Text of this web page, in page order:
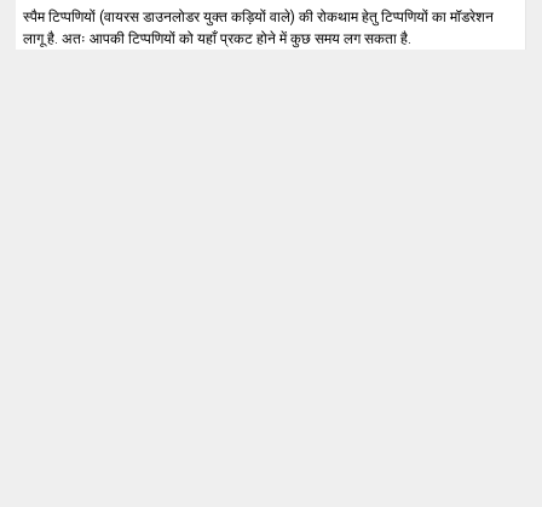
स्पैम टिप्पणियों (वायरस डाउनलोडर युक्त कड़ियों वाले) की रोकथाम हेतु टिप्पणियों का मॉडरेशन
लागू है. अतः आपकी टिप्पणियों को यहाँ प्रकट होने में कुछ समय लग सकता है.